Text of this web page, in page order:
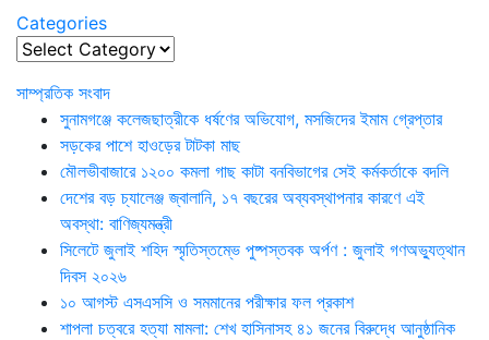
Categories
Categories
সাম্প্রতিক সংবাদ
সুনামগঞ্জে কলেজছাত্রীকে ধর্ষণের অভিযোগ, মসজিদের ইমাম গ্রেপ্তার
সড়কের পাশে হাওড়ের টাটকা মাছ
মৌলভীবাজারে ১২০০ কমলা গাছ কাটা বনবিভাগের সেই কর্মকর্তাকে বদলি
দেশের বড় চ্যালেঞ্জ জ্বালানি, ১৭ বছরের অব্যবস্থাপনার কারণে এই
অবস্থা: বাণিজ্যমন্ত্রী
সিলেটে জুলাই শহিদ স্মৃতিস্তম্ভে পুষ্পস্তবক অর্পণ : জুলাই গণঅভ্যুত্থান
দিবস ২০২৬
১০ আগস্ট এসএসসি ও সমমানের পরীক্ষার ফল প্রকাশ
শাপলা চত্বরে হত্যা মামলা: শেখ হাসিনাসহ ৪১ জনের বিরুদ্ধে আনুষ্ঠানিক